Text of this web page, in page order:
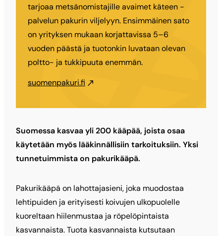
tarjoaa metsänomistajille avaimet käteen -
palvelun pakurin viljelyyn. Ensimmäinen sato
on yrityksen mukaan korjattavissa 5–6
vuoden päästä ja tuotonkin luvataan olevan
poltto- ja tukkipuuta enemmän.
suomenpakuri.fi
Suomessa kasvaa yli 200 kääpää, joista osaa
käytetään myös lääkinnällisiin tarkoituksiin. Yksi
tunnetuimmista on pakurikääpä.
Pakurikääpä on lahottajasieni, joka muodostaa
lehtipuiden ja erityisesti koivujen ulkopuolelle
kuoreltaan hiilenmustaa ja röpelöpintaista
kasvannaista. Tuota kasvannaista kutsutaan